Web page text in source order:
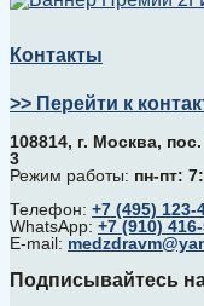
Контакты
>> Перейти к
108814, г. Москва,
3
Режим работы: пн-пт:
Телефон: +7 (495) 123-
WhatsApp: +7 (910)
E-mail:
Подписывайтесь